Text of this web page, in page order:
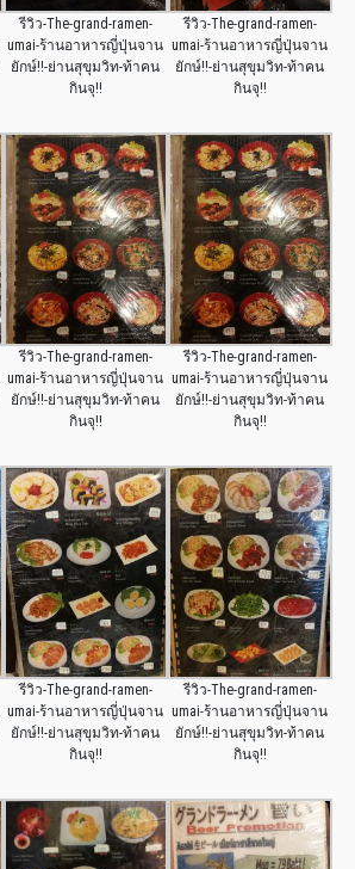
รีวิว-The-grand-ramen-
umai-ร้านอาหารญี่ปุ่นจาน
ยักษ์!!-ย่านสุขุมวิท-ท้าคน
กินจุ!!
รีวิว-The-grand-ramen-
umai-ร้านอาหารญี่ปุ่นจาน
ยักษ์!!-ย่านสุขุมวิท-ท้าคน
กินจุ!!
รีวิว-The-grand-ramen-
umai-ร้านอาหารญี่ปุ่นจาน
ยักษ์!!-ย่านสุขุมวิท-ท้าคน
กินจุ!!
รีวิว-The-grand-ramen-
umai-ร้านอาหารญี่ปุ่นจาน
ยักษ์!!-ย่านสุขุมวิท-ท้าคน
กินจุ!!
รีวิว-The-grand-ramen-
umai-ร้านอาหารญี่ปุ่นจาน
ยักษ์!!-ย่านสุขุมวิท-ท้าคน
กินจุ!!
รีวิว-The-grand-ramen-
umai-ร้านอาหารญี่ปุ่นจาน
ยักษ์!!-ย่านสุขุมวิท-ท้าคน
กินจุ!!